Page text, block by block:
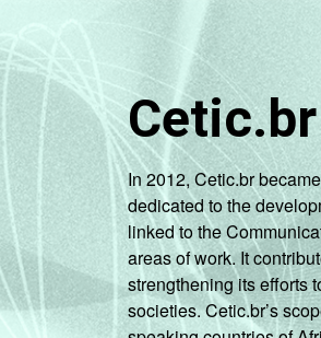
In 2012, Cetic.br
dedicated to the
linked to the
areas of work. It
strengthening its efforts
societies. Cetic.br’s